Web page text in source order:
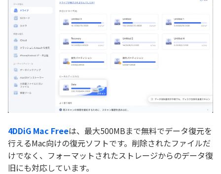
4DDiG Mac Freeは、最大500MBまで無料でデータ復元を
行えるMac向けの復元ソフトです。削除されたファイルだ
けでなく、フォーマットされたストレージからのデータ復
旧にも対応しています。